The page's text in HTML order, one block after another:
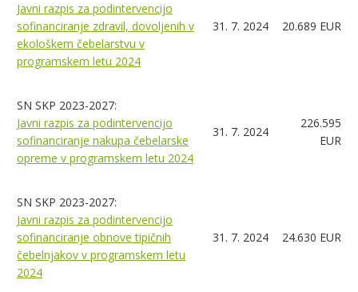
Javni razpis za podintervencijo
sofinanciranje zdravil, dovoljenih v
ekološkem čebelarstvu v
programskem letu 2024
31. 7. 2024 20.689 EUR
SN SKP 2023-2027:
Javni razpis za podintervencijo
sofinanciranje nakupa čebelarske
opreme v programskem letu 2024
31. 7. 2024
226.595
EUR
SN SKP 2023-2027:
Javni razpis za podintervencijo
sofinanciranje obnove tipičnih
čebelnjakov v programskem letu
2024
31. 7. 2024 24.630 EUR